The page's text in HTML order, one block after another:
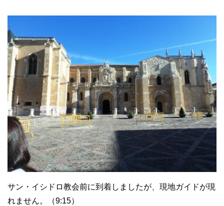
サン・イシドロ教会前に到着しましたが、現地ガイドが現
れません。（9:15）